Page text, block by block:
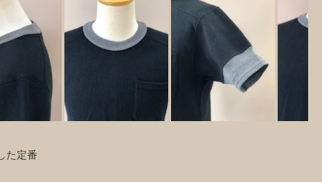
た定番